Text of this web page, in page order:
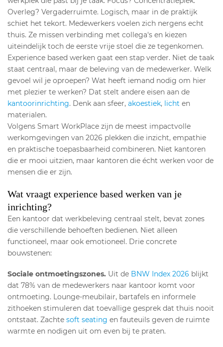
Overleg? Vergaderruimte. Logisch, maar in de praktijk
schiet het tekort. Medewerkers voelen zich nergens echt
thuis. Ze missen verbinding met collega's en kiezen
uiteindelijk toch de eerste vrije stoel die ze tegenkomen.
Experience based werken gaat een stap verder. Niet de taak
staat centraal, maar de beleving van de medewerker. Welk
gevoel wil je oproepen? Wat heeft iemand nodig om hier
met plezier te werken? Dat stelt andere eisen aan de
kantoorinrichting. Denk aan sfeer, akoestiek, licht en
materialen.
Volgens Smart WorkPlace zijn de meest impactvolle
werkomgevingen van 2026 plekken die inzicht, empathie
en praktische toepasbaarheid combineren. Niet kantoren
die er mooi uitzien, maar kantoren die écht werken voor de
mensen die er zijn.
Wat vraagt experience based werken van je
inrichting?
Een kantoor dat werkbeleving centraal stelt, bevat zones
die verschillende behoeften bedienen. Niet alleen
functioneel, maar ook emotioneel. Drie concrete
bouwstenen:
Sociale ontmoetingszones. Uit de BNW Index 2026 blijkt
dat 78% van de medewerkers naar kantoor komt voor
ontmoeting. Lounge-meubilair, bartafels en informele
zithoeken stimuleren dat toevallige gesprek dat thuis nooit
ontstaat. Zachte soft seating en fauteuils geven de ruimte
warmte en nodigen uit om even bij te praten.